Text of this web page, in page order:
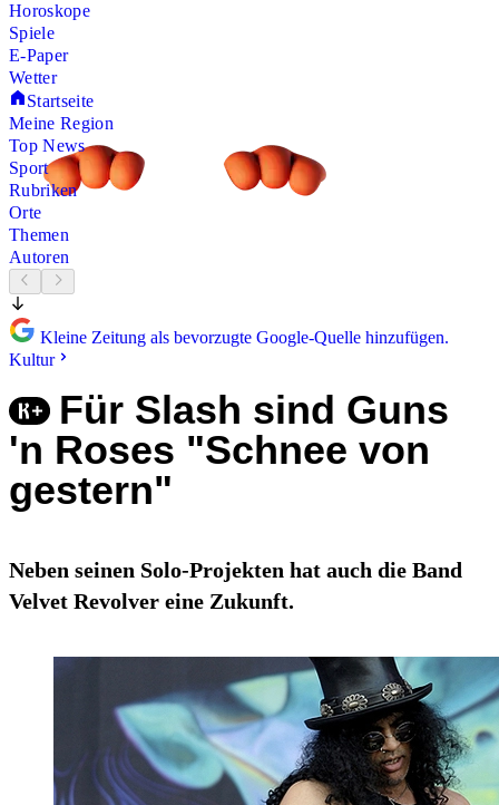
Horoskope
Spiele
E-Paper
Wetter
Startseite
Meine Region
Top News
Sport
Rubriken
Orte
Themen
Autoren
Kleine Zeitung als bevorzugte Google-Quelle hinzufügen.
Kultur
Für Slash sind Guns
'n Roses "Schnee von
gestern"
Neben seinen Solo-Projekten hat auch die Band
Velvet Revolver eine Zukunft.